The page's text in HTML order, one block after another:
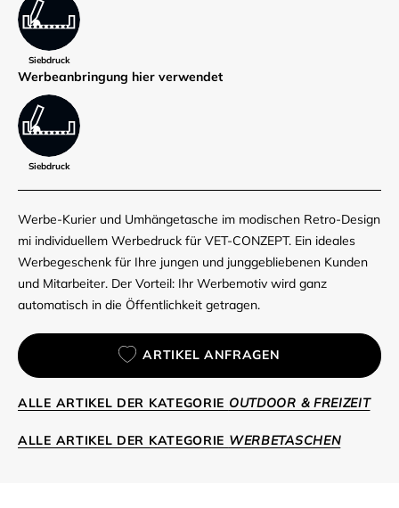
Siebdruck
Werbe­anbringung hier verwendet
Siebdruck
Werbe-Kurier und Umhängetasche im modischen Retro-Design
mi individuellem Werbedruck für VET-CONZEPT. Ein ideales
Werbegeschenk für Ihre jungen und junggebliebenen Kunden
und Mitarbeiter. Der Vorteil: Ihr Werbemotiv wird ganz
automatisch in die Öffentlichkeit getragen.
ARTIKEL ANFRAGEN
ALLE ARTIKEL DER KATEGORIE OUTDOOR & FREIZEIT
ALLE ARTIKEL DER KATEGORIE WERBETASCHEN